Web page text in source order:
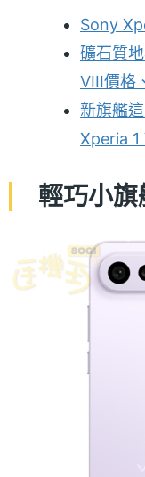
Sony
礦石質
VIII價格
新旗艦
Xperia 1
輕巧小